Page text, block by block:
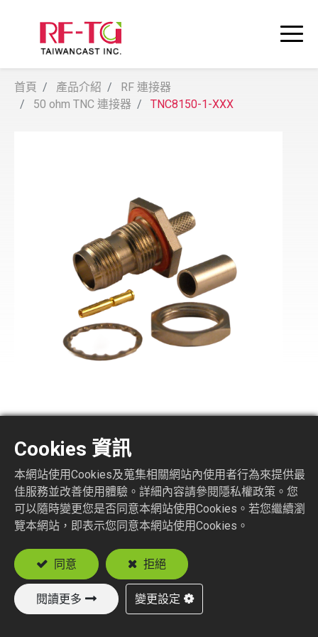
首頁 產品介紹
RF 連接器
50 ohm TNC 連接器
TNC8150-1-XXX
TNC8150-1-XXX
TNC STR. JACK BULKHEAD CRIMP TYPE
Suitable Cable
RG58
RG174, RG188, RG316
RD316
加入詢價車
Cookies 資訊
本網站使用Cookies及蒐集相關網站內使用者行為來提供最
佳服務並改善使用體驗。詳細內容請參閱隱私權政策。您
可以隨時變更您是否同意本網站使用Cookies。若您繼續瀏
覽本網站，即表示您同意本網站使用Cookies。
同意 拒絕
閱讀更多 變更設定